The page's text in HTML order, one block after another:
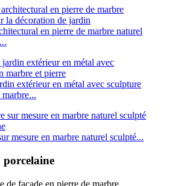
en pierre de marbre naturel
extérieur en métal avec sculpture
mesure en marbre naturel sculpté...
porcelaine